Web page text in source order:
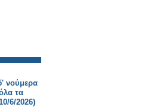
νούμερα
τα
6/2026)